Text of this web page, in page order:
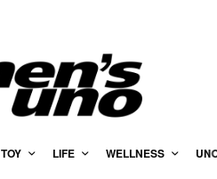
TOY LIFE WELLNESS